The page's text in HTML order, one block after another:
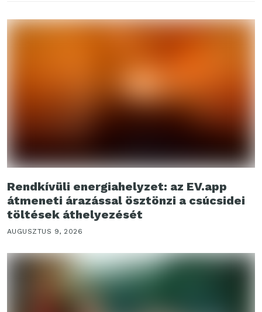
Rendkívüli energiahelyzet: az EV.app
átmeneti árazással ösztönzi a csúcsidei
töltések áthelyezését
AUGUSZTUS 9, 2026